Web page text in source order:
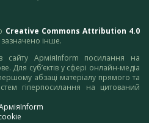
Creative Commons Attribution 4.0
інше.
сайту АрміяInform посилання на
Для суб’єктів у сфері онлайн-медіа
абзаці матеріалу прямого та
гіперпосилання на цитований